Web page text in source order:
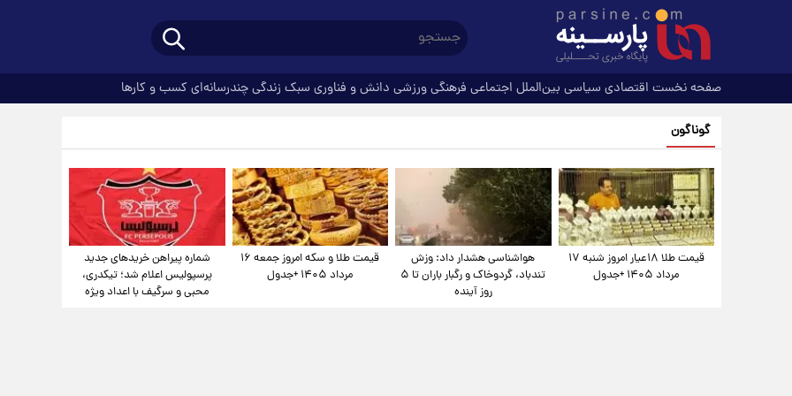
صفحه نخست اقتصادی سیاسی بین‌الملل اجتماعی فرهنگیورزشی دانش و فناوری سبک زندگیچندرسانه‌ای کسب و کارها
گوناگون
قیمت طلا ۱۸عیار امروز شنبه ۱۷
مرداد ۱۴۰۵ +جدول
هواشناسی هشدار داد: وزش
تندباد، گردوخاک و رگبار باران تا ۵
روز آینده
قیمت طلا و سکه امروز جمعه ۱۶
مرداد ۱۴۰۵ +جدول
شماره پیراهن خریدهای جدید
پرسپولیس اعلام شد؛ تیکدری،
محبی و سرگیف با اعداد ویژه